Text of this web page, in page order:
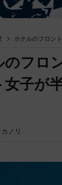
ホテルのフロン
のフロ
女子が
ノリ